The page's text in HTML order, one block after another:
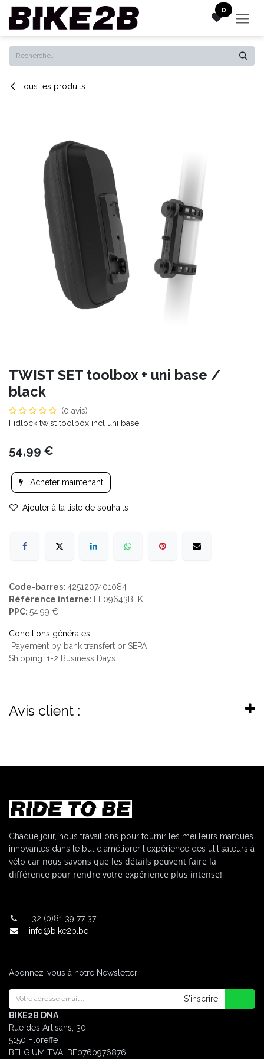
Se rendre au contenu 0
Tous les produits
TWIST SET toolbox + uni base /
black
(0 avis)
Fidlock twist toolbox incl uni base
54,99 €
Acheter maintenant
Ajouter à la liste de souhaits
Code-barres: 4251207401084
Référence interne: FL09643BLK
PPC: 54.99 €
Conditions générales
Payement by bank transfert or SEPA
Shipping: 1-2 Business Days
Avis client :
Chaque jour, nous travaillons pour fournir les meilleurs marques
innovantes dans le but d'améliorer l'expérience des utilisateurs à
vélo car nous savons que les détails peuvent faire la
différence pour rendre votre expérience plus intense!
+ 32 (0)81 39 77 37
info@bike2b.be
Abonnez-vous à notre Newsletter
S'inscrire
BIKE2B DNA
Rue des Artisans, 30
5150 Floreffe
BELGIUM TVA: BE0760976876